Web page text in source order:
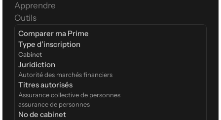
Apprendre
Outils
Comparer ma Prime
Type d’inscription
Cabinet
Juridiction
Autorité des marchés financiers
Titres autorisés
Assurance collective de personnes
assurance de personnes
No de cabinet